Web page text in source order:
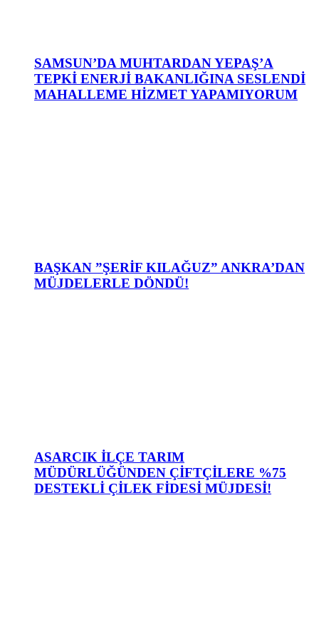
SAMSUN’DA MUHTARDAN YEPAŞ’A
TEPKİ ENERJİ BAKANLIĞINA SESLENDİ
MAHALLEME HİZMET YAPAMIYORUM
BAŞKAN ”ŞERİF KILAĞUZ” ANKRA’DAN
MÜJDELERLE DÖNDÜ!
ASARCIK İLÇE TARIM
MÜDÜRLÜĞÜNDEN ÇİFTÇİLERE %75
DESTEKLİ ÇİLEK FİDESİ MÜJDESİ!